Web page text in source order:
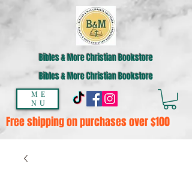
ME
NU
Bibles & More Christian Bookstore
Bibles & More Christian Bookstore
Free shipping on purchases over $100